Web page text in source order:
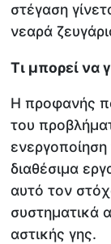
στέγαση
νεαρά
Τι μπορεί να
Η προφανής
του
διαθέσιμα
αυτό τον
συστηματικά
αστικής γης.